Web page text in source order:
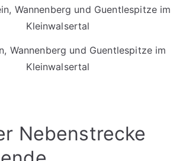
Wannenberg und Guentlespitze im
Kleinwalsertal
Nebenstrecke